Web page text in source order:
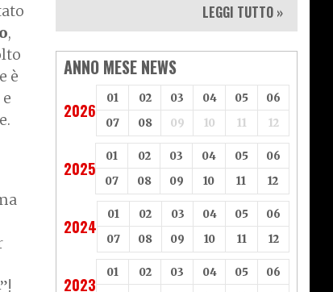
,
è
LEGGI TUTTO »
ANNO MESE NEWS
2026
01 02 03 04 05
06
07
08 09 10 11 12
2025
01 02 03 04 05
06
07
08 09 10 11 12
2024
01 02 03 04 05
06
07
08 09 10 11 12
2023
01 02 03 04 05
06